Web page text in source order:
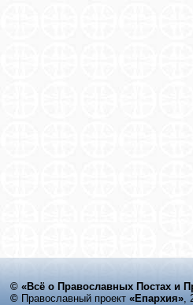
© «Всё о Православных Постах и
© Православный проект «Епархия»,